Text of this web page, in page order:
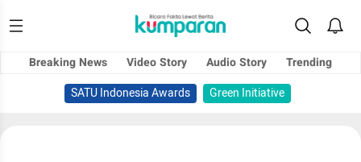
Breaking News Video Story Audio Story
Trending
SATU Indonesia Awards
Green Initiative